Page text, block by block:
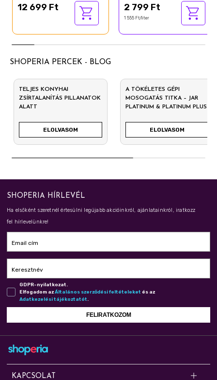
12 699 Ft 2 799 Ft
1 555 Ft/liter
SHOPERIA PERCEK - BLOG
TELJES KONYHAI
ZSÍRTALANÍTÁS PILLANATOK
ALATT
ELOLVASOM
A TÖKÉLETES GÉPI
MOSOGATÁS TITKA – JAR
PLATINUM & PLATINUM PLUS
ELOLVASOM
SHOPERIA HÍRLEVÉL
Ha elsőként szeretnél értesülni legújabb akcióinkról, ajánlatainkról, iratkozz
fel hírlevelünkre!
Email cím
Keresztnév
GDPR-nyilatkozat.
Elfogadom azÁl­ta­lá­nos szer­ző­dé­si fel­té­te­le­ket és az
Adat­ke­ze­lé­si tá­jé­koz­ta­tót.
FELIRATKOZOM
KAPCSOLAT